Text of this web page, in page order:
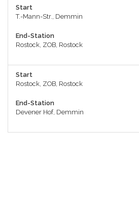
Start
T.-Mann-Str., Demmin
End-Station
Rostock, ZOB, Rostock
Start
Rostock, ZOB, Rostock
End-Station
Devener Hof, Demmin